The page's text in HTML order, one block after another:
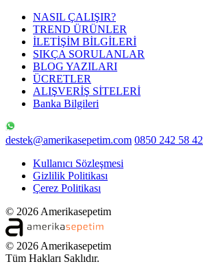
NASIL ÇALIŞIR?
TREND ÜRÜNLER
İLETİŞİM BİLGİLERİ
SIKÇA SORULANLAR
BLOG YAZILARI
ÜCRETLER
ALIŞVERİŞ SİTELERİ
Banka Bilgileri
destek@amerikasepetim.com 0850 242 58 42
Kullanıcı Sözleşmesi
Gizlilik Politikası
Çerez Politikası
© 2026 Amerikasepetim
© 2026 Amerikasepetim
Tüm Hakları Saklıdır.